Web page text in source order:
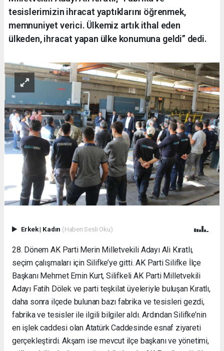
tesislerimizin ihracat yaptıklarını öğrenmek,
memnuniyet verici. Ülkemiz artık ithal eden
ülkeden, ihracat yapan ülke konumuna geldi” dedi.
Erkek| Kadın (Haberi Sesli Oku)
28. Dönem AK Parti Merin Milletvekili Adayı Ali Kıratlı,
seçim çalışmaları için Silifke’ye gitti. AK Parti Silifke İlçe
Başkanı Mehmet Emin Kurt, Silifkeli AK Parti Milletvekili
Adayı Fatih Dölek ve parti teşkilat üyeleriyle buluşan Kıratlı,
daha sonra ilçede bulunan bazı fabrika ve tesisleri gezdi,
fabrika ve tesisler ile ilgili bilgiler aldı. Ardından Silifke’nin
en işlek caddesi olan Atatürk Caddesinde esnaf ziyareti
gerçekleştirdi. Akşam ise mevcut ilçe başkanı ve yönetimi,